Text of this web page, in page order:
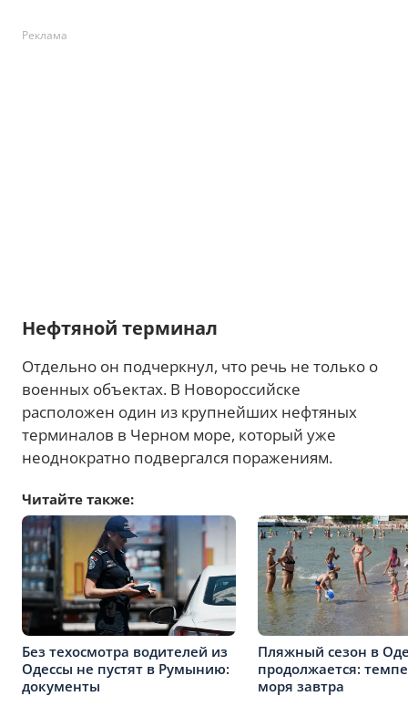
Реклама
Нефтяной терминал
Отдельно он подчеркнул, что речь не только о
военных объектах. В Новороссийске
расположен один из крупнейших нефтяных
терминалов в Черном море, который уже
неоднократно подвергался поражениям.
Читайте также:
Без техосмотра водителей из
Одессы не пустят в Румынию:
документы
Пляжный сезон в
продолжается:
моря завтра